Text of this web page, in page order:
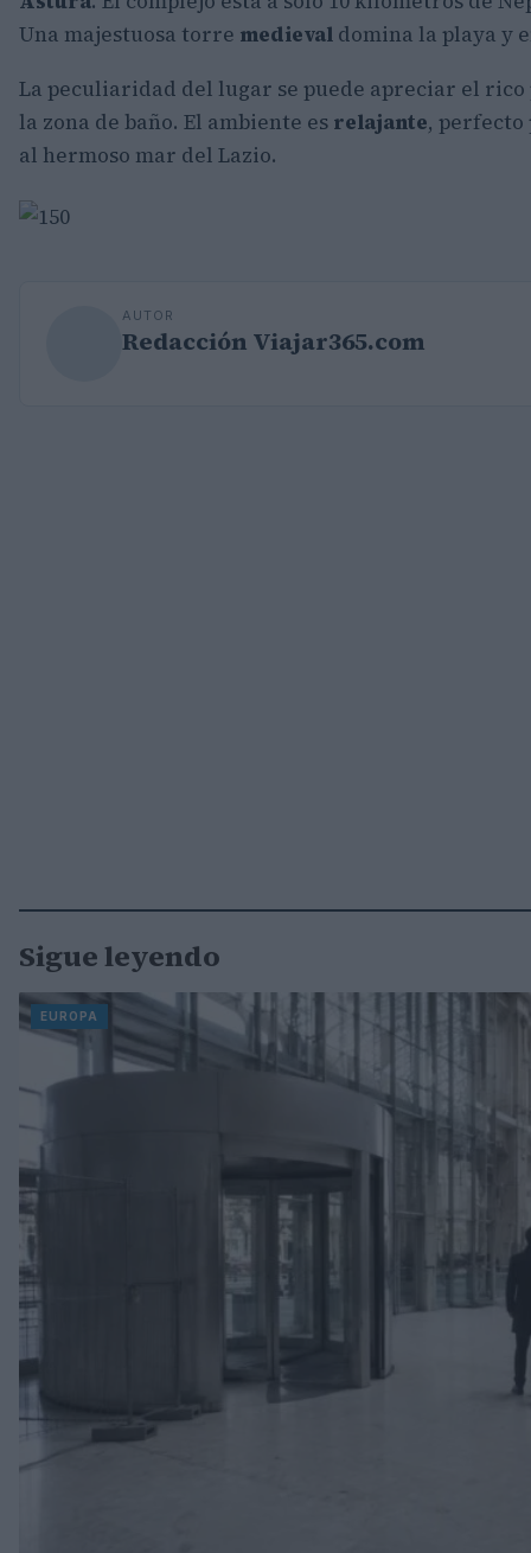
Una majestuosa torre medieval domina la playa y
La peculiaridad del lugar se puede apreciar el
la zona de baño. El ambiente es relajante, perfecto
al hermoso mar del Lazio.
AUTOR
Redacción Viajar365.com
Sigue leyendo
EUROPA